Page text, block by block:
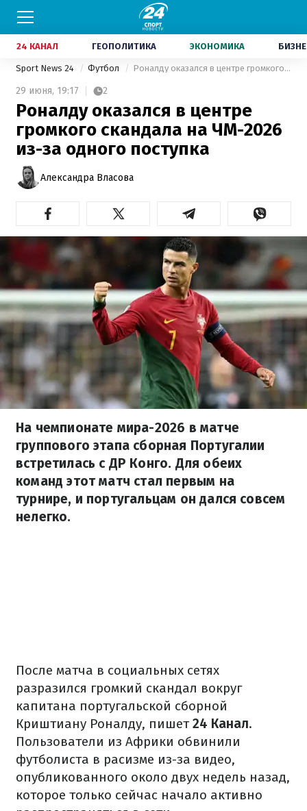
24 КАНАЛ ГЕОПОЛИТИКА ЭКОНОМИКА
Sport News 24 Футбол Роналду оказался в центре громкого скандала на ЧМ-2026 из-за одного поступка
29 июня, 19:17 2
Роналду оказался в центре
громкого скандала на ЧМ-2026
из-за одного поступка
Александра Власова
На чемпионате мира-2026 в матче
группового этапа сборная Португалии
встретилась с ДР Конго. Для обеих
команд этот матч стал первым на
турнире, и португальцам он дался совсем
нелегко.
После матча в социальных сетях
разразился громкий скандал вокруг
капитана португальской сборной
Криштиану Роналду, пишет24 Канал.
Пользователи из Африки обвинили
футболиста в расизме из-за видео,
опубликованного около двух недель назад,
которое только сейчас начало активно